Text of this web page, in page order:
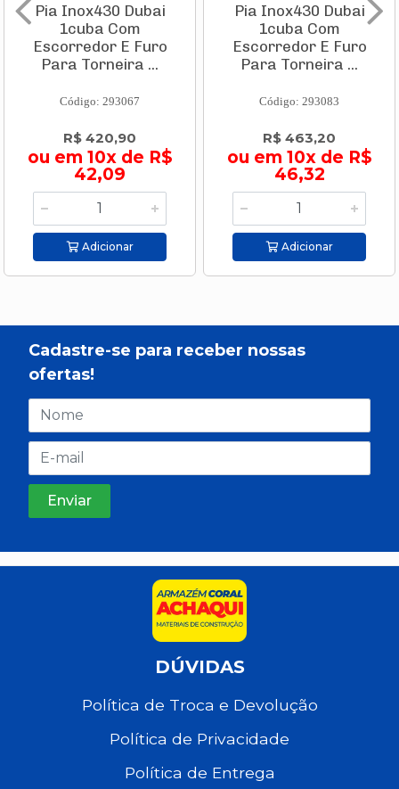
Pia Inox430 Dubai
1cuba Com
Escorredor E Furo
Para Torneira ...
Código: 293067
R$ 420,90
ou em 10x de R$
42,09
Adicionar
Pia Inox430 Dubai
1cuba Com
Escorredor E Furo
Para Torneira ...
Código: 293083
R$ 463,20
ou em 10x de R$
46,32
Adicionar
Cadastre-se para receber nossas
ofertas!
DÚVIDAS
Política de Troca e Devolução
Política de Privacidade
Política de Entrega